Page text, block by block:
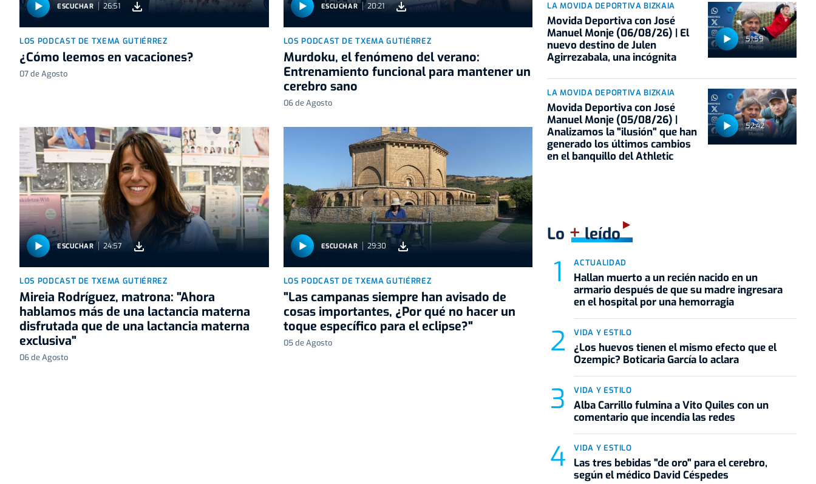
ESCUCHAR 26:51
LOS PODCAST DE TXEMA GUTIÉRREZ
¿Cómo leemos en vacaciones?
07 de Agosto
ESCUCHAR 20:21
LOS PODCAST DE TXEMA GUTIÉRREZ
Murdoku, el fenómeno del verano:
Entrenamiento funcional para mantener un
cerebro sano
06 de Agosto
ESCUCHAR 24:57
LOS PODCAST DE TXEMA GUTIÉRREZ
Mireia Rodríguez, matrona: "Ahora
hablamos más de una lactancia materna
disfrutada que de una lactancia materna
exclusiva"
06 de Agosto
ESCUCHAR 29:30
LOS PODCAST DE TXEMA GUTIÉRREZ
"Las campanas siempre han avisado de
cosas importantes, ¿Por qué no hacer un
toque específico para el eclipse?"
05 de Agosto
51:59
LA MOVIDA DEPORTIVA BIZKAIA
Movida Deportiva con José
Manuel Monje (06/08/26) | El
nuevo destino de Julen
Agirrezabala, una incógnita
52:42
LA MOVIDA DEPORTIVA BIZKAIA
Movida Deportiva con José
Manuel Monje (05/08/26) |
Analizamos la "ilusión" que han
generado los últimos cambios
en el banquillo del Athletic
Lo +leído
ACTUALIDAD
Hallan muerto a un recién nacido en un
armario después de que su madre ingresara
en el hospital por una hemorragia
VIDA Y ESTILO
¿Los huevos tienen el mismo efecto que el
Ozempic? Boticaria García lo aclara
VIDA Y ESTILO
Alba Carrillo fulmina a Vito Quiles con un
comentario que incendia las redes
VIDA Y ESTILO
Las tres bebidas "de oro" para el cerebro,
según el médico David Céspedes